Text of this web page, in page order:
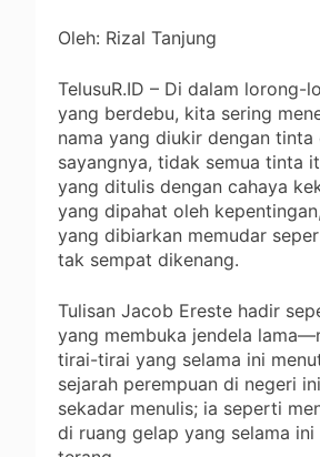
Oleh: Rizal Tanjung
TelusuR.ID – Di dalam lorong-
yang berdebu, kita sering
nama yang diukir dengan
sayangnya, tidak semua tinta
yang ditulis dengan cahaya
yang dipahat oleh
yang dibiarkan memudar
tak sempat dikenang.
Tulisan Jacob Ereste hadir
yang membuka jendela
tirai-tirai yang selama ini
sejarah perempuan di negeri
sekadar menulis; ia seperti
di ruang gelap yang selama